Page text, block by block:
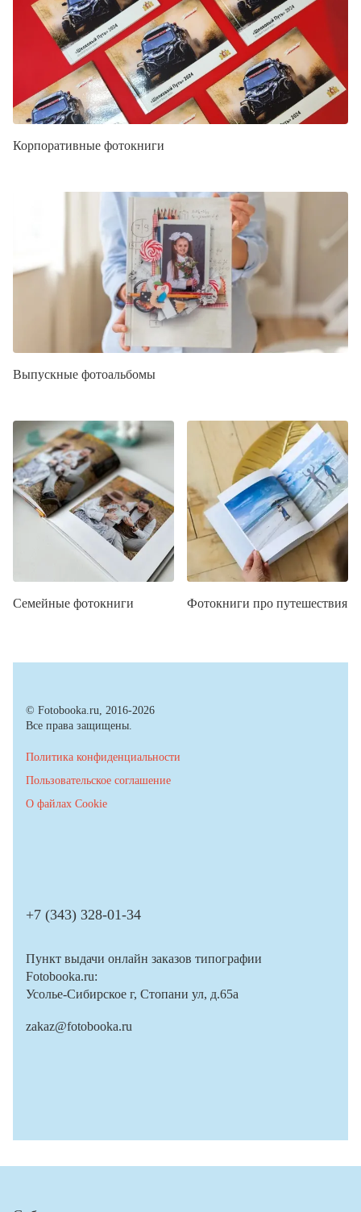
Корпоративные фотокниги
Выпускные фотоальбомы
Семейные фотокниги Фотокниги про путешествия
© Fotobooka.ru, 2016-2026
Все права защищены.
Политика конфиденциальности
Пользовательское соглашение
О файлах Cookie
+7 (343) 328-01-34
Пункт выдачи онлайн заказов типографии
Fotobooka.ru:
Усолье-Сибирское г, Стопани ул, д.65а
zakaz@fotobooka.ru